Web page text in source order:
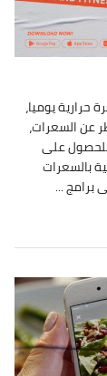
يتناول الشخص حوالي 1600- 2400 سعرة حرارية يوميا،
عن السعرات،
للحصول على
بالسعرات
برامج ...